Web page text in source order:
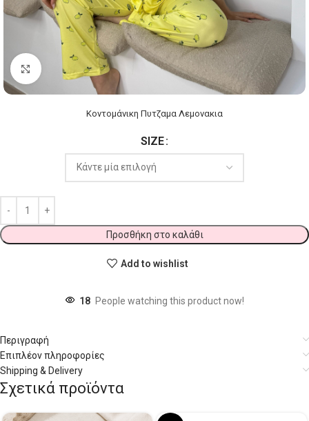
Click to enlarge
Κοντομάνικη Πυτζαμα Λεμονακια
SIZE
Προσθήκη στο καλάθι
Add to wishlist
18 People watching this product now!
Περιγραφή
Επιπλέον πληροφορίες
Shipping & Delivery
Σχετικά προϊόντα